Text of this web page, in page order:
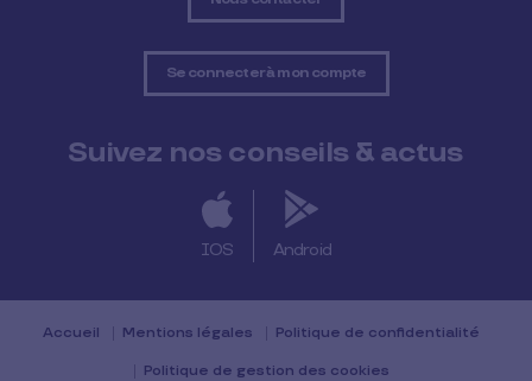
Se connecter à mon compte
Suivez nos conseils & actus
IOS Android
Accueil Mentions légales Politique de confidentialité
Politique de gestion des cookies